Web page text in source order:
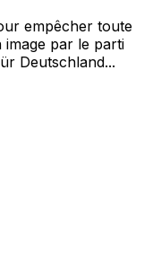
empêcher toute
par le parti
Deutschland...